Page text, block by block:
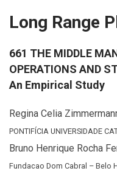
Long Range
661 THE MIDDLE
OPERATIONS AND
An Empirical Study
Regina Celia
PONTIFÍCIA UNIVERSIDADE
Bruno Henrique Rocha
Fundacao Dom Cabral – Belo